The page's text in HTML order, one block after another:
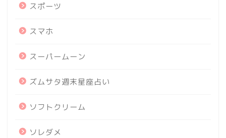
スポーツ
スマホ
スーパームーン
ズムサタ週末星座占い
ソフトクリーム
ソレダメ